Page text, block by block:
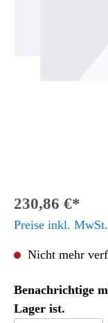
230,86 €*
Preise inkl.
Nicht mehr
Benachrichtige
Lager ist.